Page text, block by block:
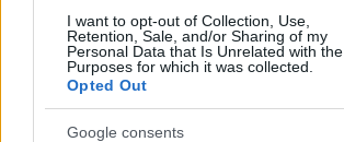
I want to opt-out of Collection, Use,
Retention, Sale, and/or Sharing of my
Personal Data that Is Unrelated with the
Purposes for which it was collected.
Opted Out
Google consents